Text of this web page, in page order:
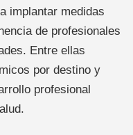
implantar medidas
de profesionales
Entre ellas
por destino y
profesional